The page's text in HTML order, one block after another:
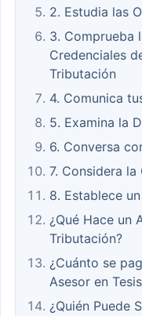
2. Estudia las
3. Comprueba
Credenciales
Tributación
4. Comunica
5. Examina la
6. Conversa
7. Considera
8. Establece
¿Qué Hace un
Tributación?
¿Cuánto se
Asesor en
¿Quién Puede